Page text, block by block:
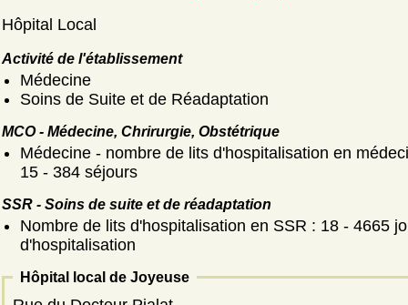
Hôpital Local
Activité de l'établissement
Médecine
Soins de Suite et de Réadaptation
MCO - Médecine, Chrirurgie, Obstétrique
Médecine - nombre de lits d'hospitalisation en
15 - 384 séjours
SSR - Soins de suite et de réadaptation
Nombre de lits d'hospitalisation en SSR : 18 - 4665
d'hospitalisation
Hôpital local de Joyeuse